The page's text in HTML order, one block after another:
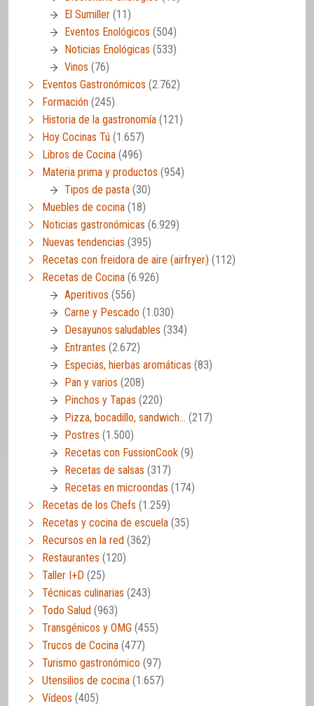
El Sumiller (11)
Eventos Enológicos (504)
Noticias Enológicas (533)
Vinos (76)
Eventos Gastronómicos (2.762)
Formación (245)
Historia de la gastronomía (121)
Hoy Cocinas Tú (1.657)
Libros de Cocina (496)
Materia prima y productos (954)
Tipos de pasta (30)
Muebles de cocina (18)
Noticias gastronómicas (6.929)
Nuevas tendencias (395)
Recetas con freidora de aire (airfryer) (112)
Recetas de Cocina (6.926)
Aperitivos (556)
Carne y Pescado (1.030)
Desayunos saludables (334)
Entrantes (2.672)
Especias, hierbas aromáticas (83)
Pan y varios (208)
Pinchos y Tapas (220)
Pizza, bocadillo, sandwich… (217)
Postres (1.500)
Recetas con FussionCook (9)
Recetas de salsas (317)
Recetas en microondas (174)
Recetas de los Chefs (1.259)
Recetas y cocina de escuela (35)
Recursos en la red (362)
Restaurantes (120)
Taller I+D (25)
Técnicas culinarias (243)
Todo Salud (963)
Transgénicos y OMG (455)
Trucos de Cocina (477)
Turismo gastronómico (97)
Utensilios de cocina (1.657)
Vídeos (405)